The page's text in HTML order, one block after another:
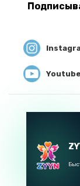
Youtube